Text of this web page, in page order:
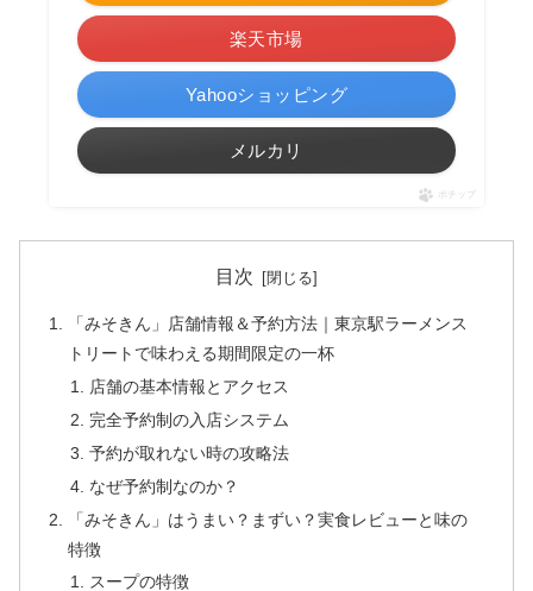
楽天市場
Yahooショッピング
メルカリ
ポチップ
目次
「みそきん」店舗情報＆予約方法｜東京駅ラーメンス
トリートで味わえる期間限定の一杯
店舗の基本情報とアクセス
完全予約制の入店システム
予約が取れない時の攻略法
なぜ予約制なのか？
「みそきん」はうまい？まずい？実食レビューと味の
特徴
スープの特徴